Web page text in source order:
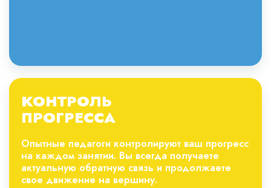
КОНТРОЛЬ
ПРОГРЕССА
Опытные педагоги контролируют ваш прогресс
на каждом занятии. Вы всегда получаете
актуальную обратную связь и продолжаете
свое движение на вершину.